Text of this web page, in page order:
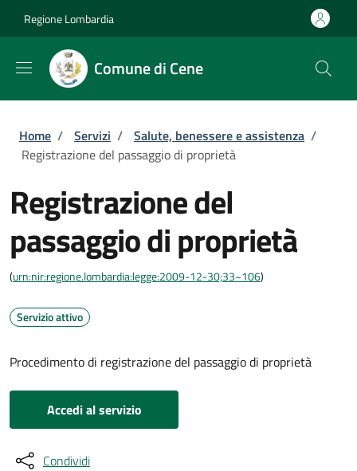
Regione Lombardia
Comune di Cene
Briciole di pane
Home / Servizi / Salute, benessere e assistenza /
Registrazione del passaggio di proprietà
Registrazione del
passaggio di proprietà
(urn:nir:regione.lombardia:legge:2009-12-30;33~106)
Servizio attivo
Procedimento di registrazione del passaggio di proprietà
Accedi al servizio
Condividi